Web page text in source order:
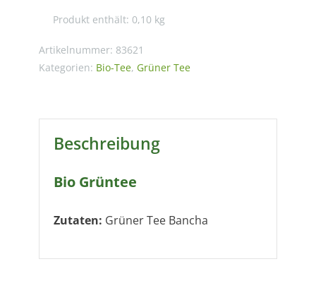
Bancha
Menge
Produkt enthält: 0,10 kg
Artikelnummer: 83621
Kategorien: Bio-Tee, Grüner Tee
Beschreibung
Bio Grüntee
Zutaten: Grüner Tee Bancha